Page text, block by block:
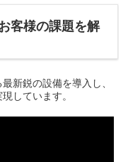
客様の課題を解
新鋭の設備を導入し、
しています。